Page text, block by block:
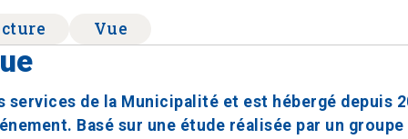
Vue
services de la Municipalité et est hébergé depuis
Basé sur une étude réalisée par un groupe